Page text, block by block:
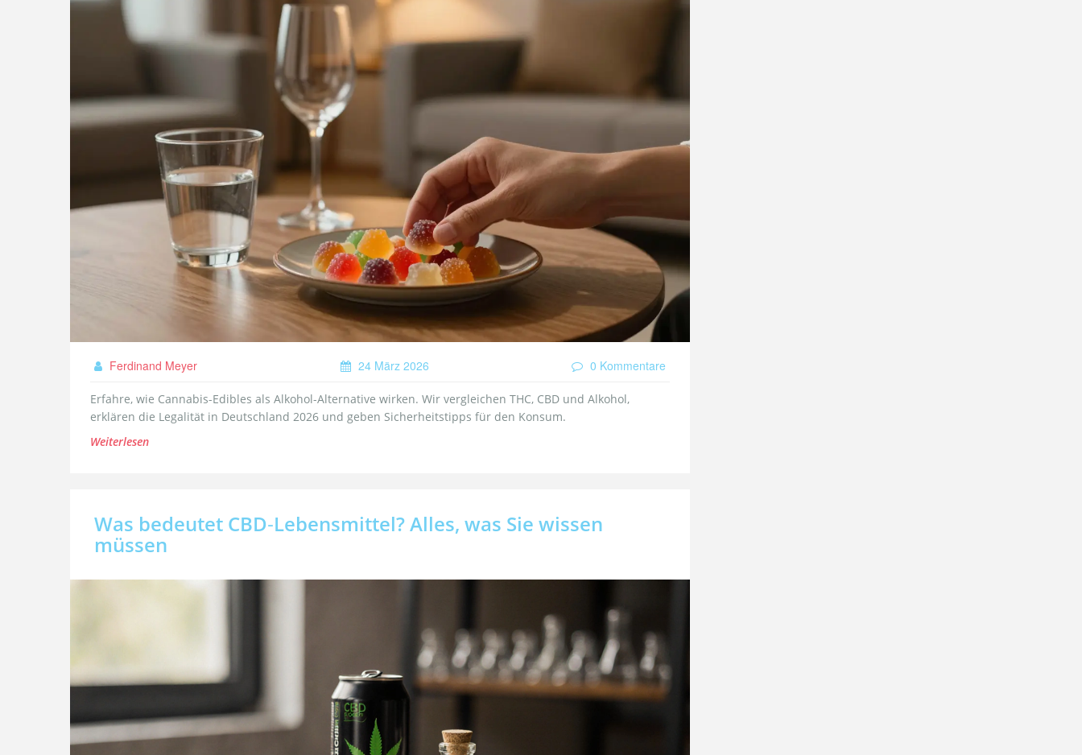
Ferdinand Meyer 24 März 2026 0 Kommentare
Erfahre, wie Cannabis-Edibles als Alkohol-Alternative wirken. Wir vergleichen THC, CBD und Alkohol,
erklären die Legalität in Deutschland 2026 und geben Sicherheitstipps für den Konsum.
Weiterlesen
Was bedeutet CBD‑Lebensmittel? Alles, was Sie wissen
müssen